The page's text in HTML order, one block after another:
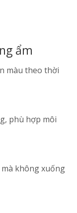
ẩm
màu theo thời
phù hợp môi
không xuống